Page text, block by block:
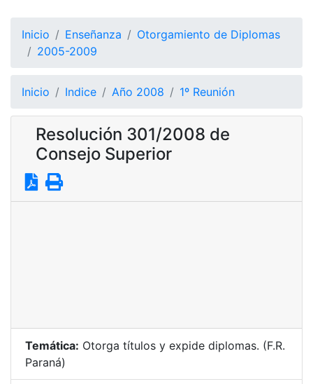
Inicio Enseñanza
Otorgamiento de Diplomas
2005-2009
Inicio Indice Año 2008 1º Reunión
Resolución 301/2008 de
Consejo Superior
Temática: Otorga títulos y expide diplomas. (F.R.
Paraná)